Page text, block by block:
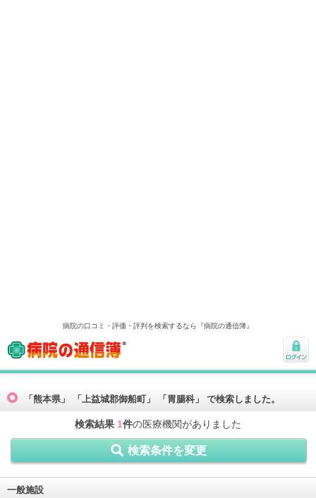
病院の口コミ・評価・評判を検索するなら『病院の通信簿』
病院の通信簿
ログ
「熊本県」 「上益城郡御船町」 「胃腸科」 で検索しました。
検索結果 1件の医療機関がありました
検索条件を変更
一般施設